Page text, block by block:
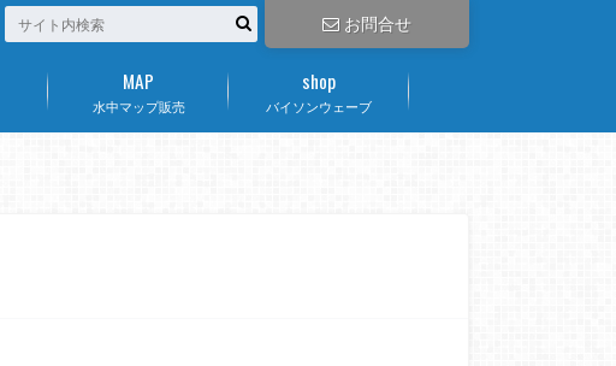
お問合せ
水中マップ販売
MAP
バイソンウェーブ
shop